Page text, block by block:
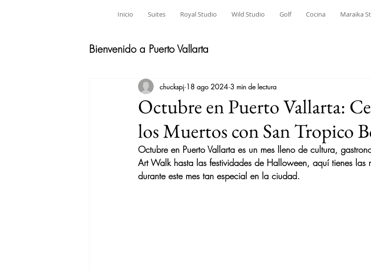
Inicio Suites Royal Studio Wild Studio Golf Cocina Maraika
Bienvenido a Puerto Vallarta
Octubre en Puerto Vallarta:
los Muertos con San Tropico
chuckspj 18 ago 2024 3 min de lectura
Octubre en Puerto Vallarta es un mes lleno de cultura,
Art Walk hasta las festividades de Halloween, aquí tienes las
durante este mes tan especial en la ciudad.